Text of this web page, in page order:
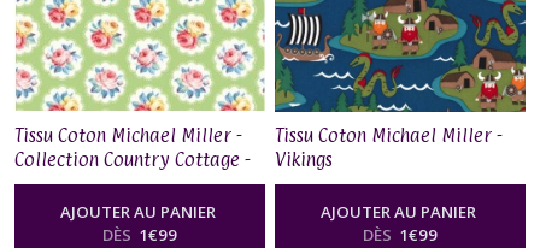
Tissu Coton Michael Miller -
Collection Country Cottage -
Sunlight Days Mint
AJOUTER AU PANIER
DÈS 1€99
Tissu Coton Michael Miller -
Vikings
AJOUTER AU PANIER
DÈS 1€99